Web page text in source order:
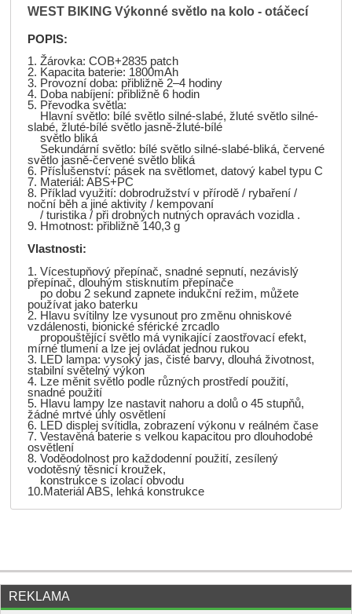
WEST BIKING Výkonné světlo na kolo - otáčecí
POPIS:
1. Žárovka: COB+2835 patch
2. Kapacita baterie: 1800mAh
3. Provozní doba: přibližně 2–4 hodiny
4. Doba nabíjení: přibližně 6 hodin
5. Převodka světla:
Hlavní světlo: bílé světlo silné-slabé, žluté světlo silné-
slabé, žluté-bílé světlo jasně-žluté-bílé
světlo bliká
Sekundární světlo: bílé světlo silné-slabé-bliká, červené
světlo jasně-červené světlo bliká
6. Příslušenství: pásek na světlomet, datový kabel typu C
7. Materiál: ABS+PC
8. Příklad využití: dobrodružství v přírodě / rybaření /
noční běh a jiné aktivity / kempovaní
/ turistika / při drobných nutných opravách vozidla .
9. Hmotnost: přibližně 140,3 g
Vlastnosti:
1. Vícestupňový přepínač, snadné sepnutí, nezávislý
přepínač, dlouhým stisknutím přepínače
po dobu 2 sekund zapnete indukční režim, můžete
používat jako baterku
2. Hlavu svítilny lze vysunout pro změnu ohniskové
vzdálenosti, bionické sférické zrcadlo
propouštějící světlo má vynikající zaostřovací efekt,
mírné tlumení a lze jej ovládat jednou rukou
3. LED lampa: vysoký jas, čisté barvy, dlouhá životnost,
stabilní světelný výkon
4. Lze měnit světlo podle různých prostředí použití,
snadné použití
5. Hlavu lampy lze nastavit nahoru a dolů o 45 stupňů,
žádné mrtvé úhly osvětlení
6. LED displej svítidla, zobrazení výkonu v reálném čase
7. Vestavěná baterie s velkou kapacitou pro dlouhodobé
osvětlení
8. Voděodolnost pro každodenní použití, zesílený
vodotěsný těsnicí kroužek,
konstrukce s izolací obvodu
10.Materiál ABS, lehká konstrukce
REKLAMA